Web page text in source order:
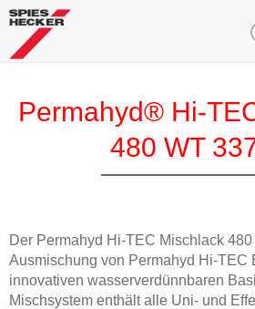
Permahyd® Hi-
480 WT
Der Permahyd Hi-TEC Mischlack
Ausmischung von Permahyd Hi-TEC
innovativen wasserverdünnbaren
Mischsystem enthält alle Uni- und